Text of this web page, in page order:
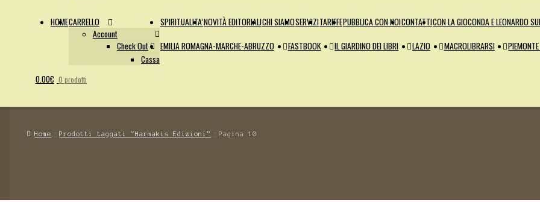
HOMECARRELLO
Account
Check Out
Cassa
SPIRITUALITA’NOVITÀ EDITORIALICHI SIAMOSERVIZITARIFFEPUBBLICA CON NOICONTATTICON LA GIOCONDA E LEONARDO
EMILIA ROMAGNA-MARCHE-ABRUZZO
FASTBOOK IL GIARDINO DEI LIBRI LAZIO MACROLIBRARSI
0.00€ 0 prodotti
Home Prodotti taggati “Harmakis Edizioni” Pagina 10